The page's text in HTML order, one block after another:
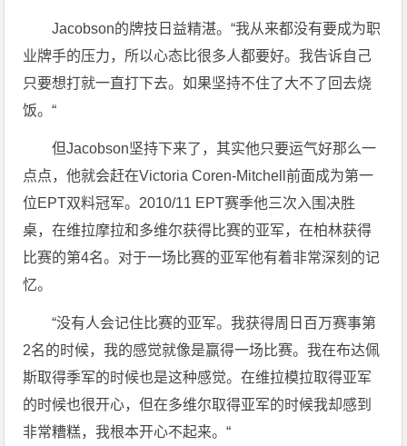
Jacobson的牌技日益精湛。“我从来都没有要成为职
业牌手的压力，所以心态比很多人都要好。我告诉自己
只要想打就一直打下去。如果坚持不住了大不了回去烧
饭。“
但Jacobson坚持下来了，其实他只要运气好那么一
点点，他就会赶在Victoria Coren-Mitchell前面成为第一
位EPT双料冠军。2010/11 EPT赛季他三次入围决胜
桌，在维拉摩拉和多维尔获得比赛的亚军，在柏林获得
比赛的第4名。对于一场比赛的亚军他有着非常深刻的记
忆。
“没有人会记住比赛的亚军。我获得周日百万赛事第
2名的时候，我的感觉就像是赢得一场比赛。我在布达佩
斯取得季军的时候也是这种感觉。在维拉模拉取得亚军
的时候也很开心，但在多维尔取得亚军的时候我却感到
非常糟糕，我根本开心不起来。“